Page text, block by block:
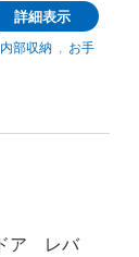
詳細表示
部収納, お手
ア レバ